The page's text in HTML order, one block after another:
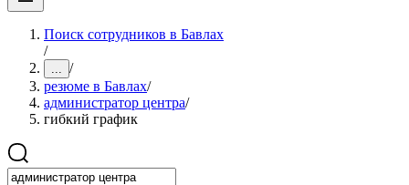
Поиск сотрудников в Бавлах
/
... /
резюме в Бавлах/
администратор центра/
гибкий график